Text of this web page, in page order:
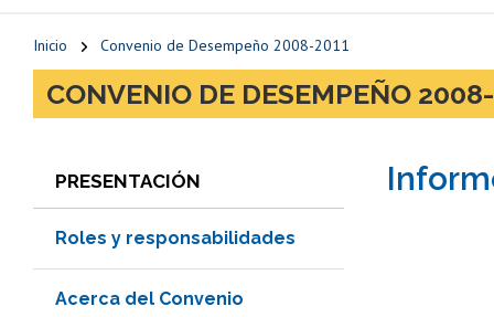
Inicio Convenio de Desempeño 2008-2011
CONVENIO DE DESEMPEÑO
PRESENTACIÓN
Roles y responsabilidades
Acerca del Convenio